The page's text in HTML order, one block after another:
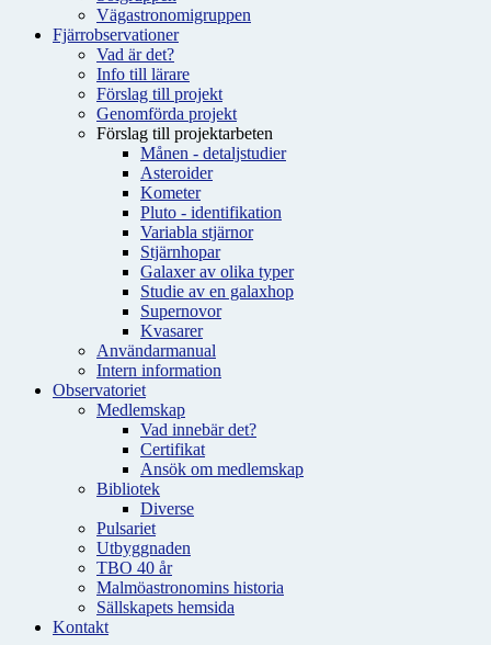
Vägastronomigruppen
Fjärrobservationer
Vad är det?
Info till lärare
Förslag till projekt
Genomförda projekt
Förslag till projektarbeten
Månen - detaljstudier
Asteroider
Kometer
Pluto - identifikation
Variabla stjärnor
Stjärnhopar
Galaxer av olika typer
Studie av en galaxhop
Supernovor
Kvasarer
Användarmanual
Intern information
Observatoriet
Medlemskap
Vad innebär det?
Certifikat
Ansök om medlemskap
Bibliotek
Diverse
Pulsariet
Utbyggnaden
TBO 40 år
Malmöastronomins historia
Sällskapets hemsida
Kontakt